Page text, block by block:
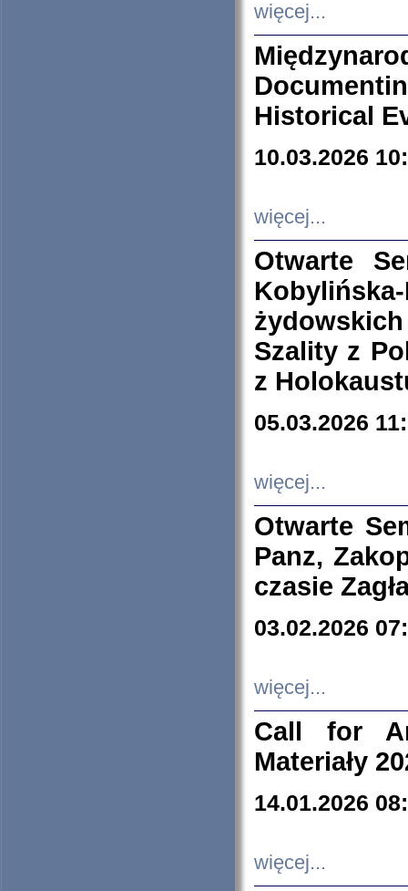
więcej...
Historical
10.03.2026
więcej...
Otwarte
Szality z
z
05.03.2026
więcej...
Otwarte
Panz,
czasie
03.02.2026
więcej...
Call for
Materiały
14.01.2026
więcej...